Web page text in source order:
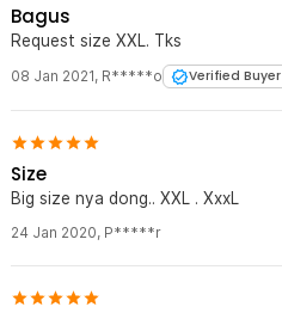
Bagus
Request size XXL. Tks
08 Jan 2021, R*****o Verified Buyer
Size
Big size nya dong.. XXL . XxxL
24 Jan 2020, P*****r